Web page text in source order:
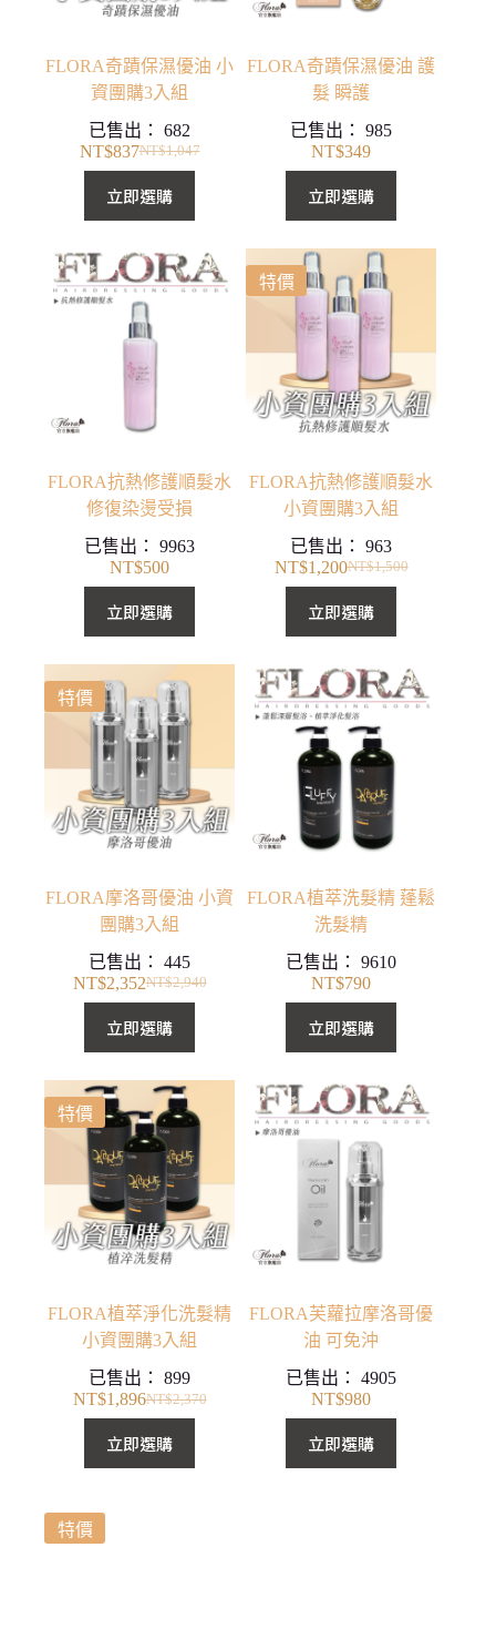
FLORA奇蹟保濕優油 小
資團購3入組
已售出：682
NT$1,047
始
價
NT$1,047。
NT$837
前
價
NT$837。
立即選購
FLORA奇蹟保濕優油 護
髮 瞬護
已售出：985
NT$349
立即選購
FLORA抗熱修護順髮水
修復染燙受損
已售出：9963
NT$500
立即選購
特價
FLORA抗熱修護順髮水
小資團購3入組
已售出：963
NT$1,500
始
價
NT$1,500。
NT$1,200
前
價
NT$1,200。
立即選購
特價
FLORA摩洛哥優油 小資
團購3入組
已售出：445
NT$2,940
始
價
格：
NT$2,940。
NT$2,352
前
價
格：
NT$2,352。
立即選購
FLORA植萃洗髮精 蓬鬆
洗髮精
已售出：9610
NT$790
立即選購
特價
FLORA植萃淨化洗髮精
小資團購3入組
已售出：899
NT$2,370
始
價
NT$1,896
前
價
立即選購
FLORA芙蘿拉摩洛哥優
油 可免沖
已售出：4905
NT$980
立即選購
特價